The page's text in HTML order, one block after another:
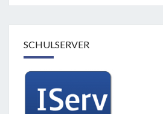
SCHULSERVER